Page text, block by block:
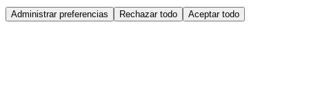
Administrar preferencias Rechazar todo Aceptar todo